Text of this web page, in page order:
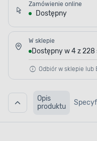
Zamówienie online
Dostępny
W sklepie
Dostępny w 4 z 228
Odbiór w sklepie lub
Opis
produktu